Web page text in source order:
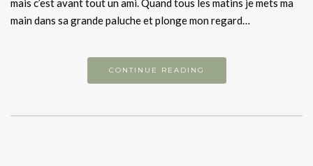
mais c’est avant tout un ami. Quand tous les matins je mets ma
main dans sa grande paluche et plonge mon regard…
CONTINUE READING